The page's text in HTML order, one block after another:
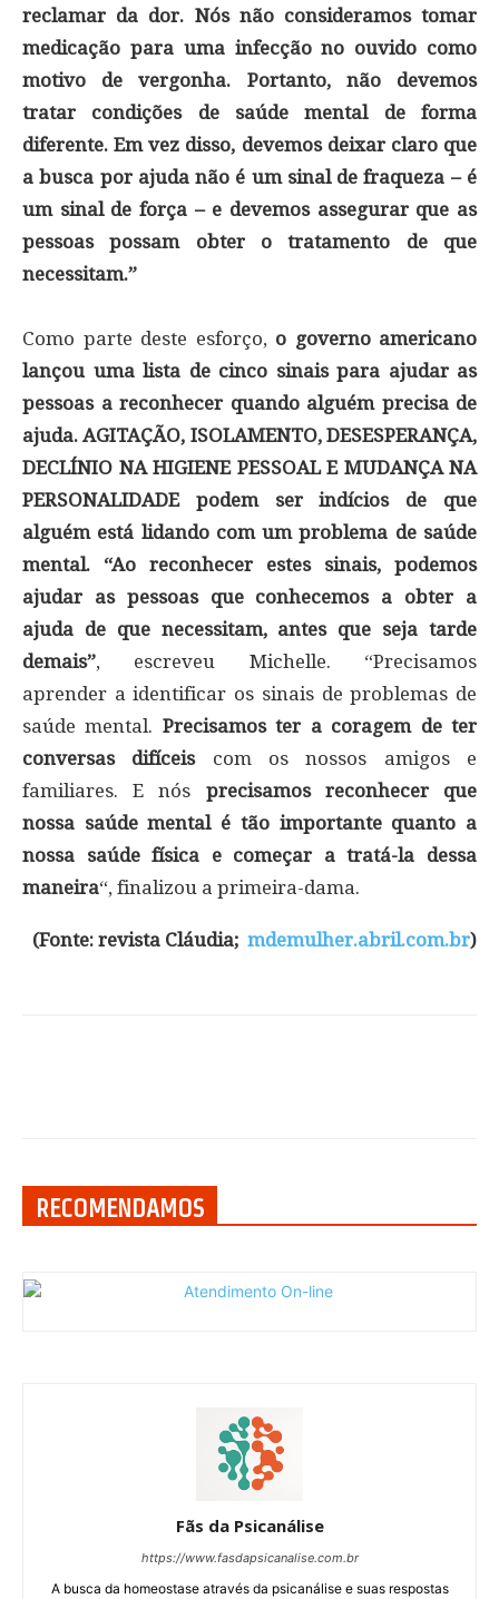
reclamar da dor. Nós não consideramos tomar
medicação para uma infecção no ouvido como
motivo de vergonha. Portanto, não devemos
tratar condições de saúde mental de forma
diferente. Em vez disso, devemos deixar claro que
a busca por ajuda não é um sinal de fraqueza – é
um sinal de força – e devemos assegurar que as
pessoas possam obter o tratamento de que
necessitam.”
Como parte deste esforço, o governo americano
lançou uma lista de cinco sinais para ajudar as
pessoas a reconhecer quando alguém precisa de
ajuda. AGITAÇÃO, ISOLAMENTO, DESESPERANÇA,
DECLÍNIO NA HIGIENE PESSOAL E MUDANÇA NA
PERSONALIDADE podem ser indícios de que
alguém está lidando com um problema de saúde
mental.
“Ao reconhecer estes sinais, podemos
ajudar as pessoas que conhecemos a obter a
ajuda de que necessitam, antes que seja tarde
demais”, escreveu Michelle. “Precisamos
aprender a identificar os sinais de problemas de
saúde mental. Precisamos ter a coragem de ter
conversas difíceiscom os nossos amigos e
familiares. E nós precisamos reconhecer que
nossa saúde mental é tão importante quanto a
nossa saúde física e começar a tratá-la dessa
maneira“, finalizou a primeira-dama.
(Fonte: revista Cláudia; mdemulher.abril.com.br)
RECOMENDAMOS
Fãs da Psicanálise
https://www.fasdapsicanalise.com.br
A busca da homeostase através da psicanálise e suas respostas